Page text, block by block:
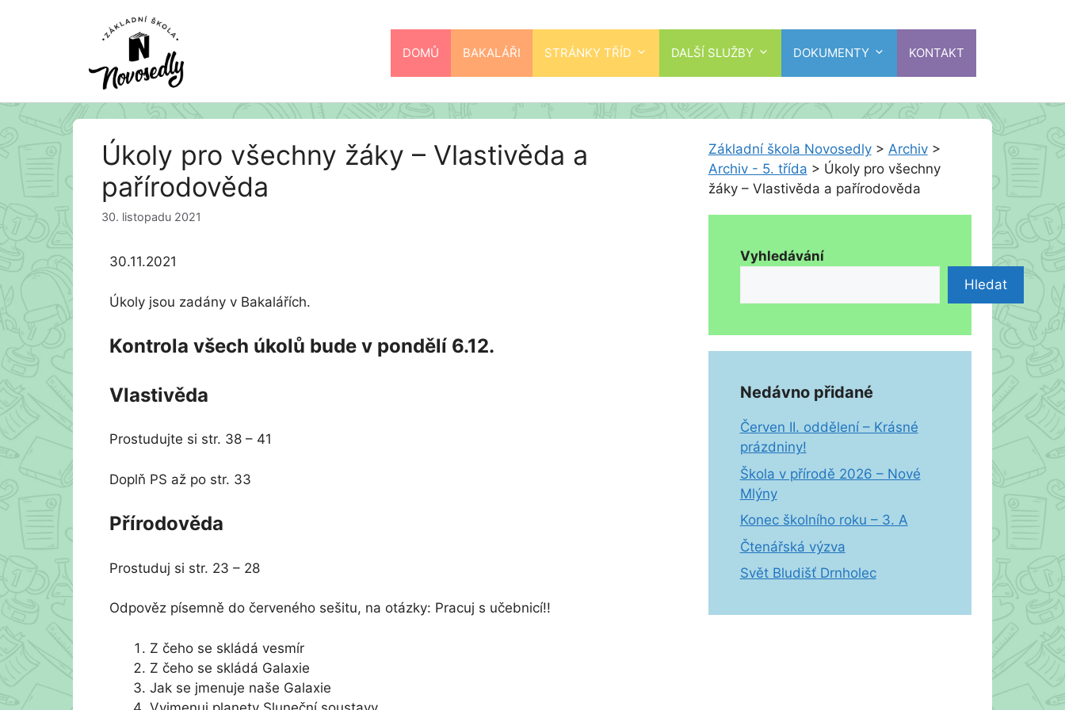
DOMŮ BAKALÁŘI STRÁNKY TŘÍD DALŠÍ SLUŽBY DOKUMENTY KONTAKT
Úkoly pro všechny žáky – Vlastivěda a
pařírodověda
30. listopadu 2021
30.11.2021
Úkoly jsou zadány v Bakalářích.
Kontrola všech úkolů bude v pondělí 6.12.
Vlastivěda
Prostudujte si str. 38 – 41
Doplň PS až po str. 33
Přírodověda
Prostuduj si str. 23 – 28
Odpověz písemně do červeného sešitu, na otázky: Pracuj s učebnicí!!
Z čeho se skládá vesmír
Z čeho se skládá Galaxie
Jak se jmenuje naše Galaxie
Základní škola Novosedly> Archiv>
Archiv - 5. třída > Úkoly pro všechny
žáky – Vlastivěda a pařírodověda
Vyhledávání
Hledat
Nedávno přidané
Červen II. oddělení – Krásné
prázdniny!
Škola v přírodě 2026 – Nové
Mlýny
Konec školního roku – 3. A
Čtenářská výzva
Svět Bludišť Drnholec